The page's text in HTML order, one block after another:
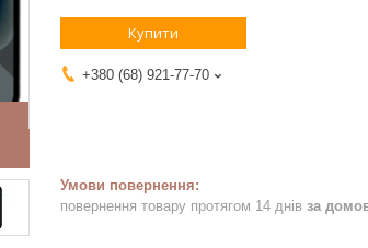
Купити
+380 (68) 921-77-70
повернення товару протягом 14 днів за